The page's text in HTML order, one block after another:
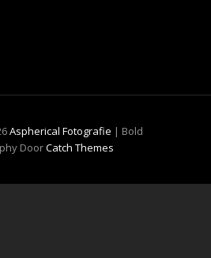
Aspherical Fotografie | Bold
DoorCatch Themes